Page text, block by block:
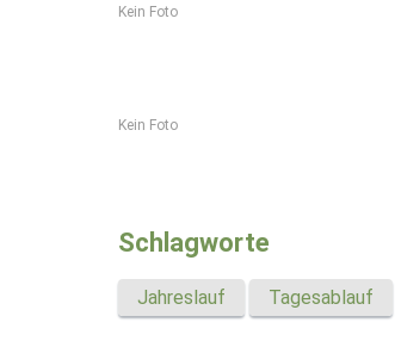
Kein Foto
Kein Foto
Schlagworte
Jahreslauf Tagesablauf